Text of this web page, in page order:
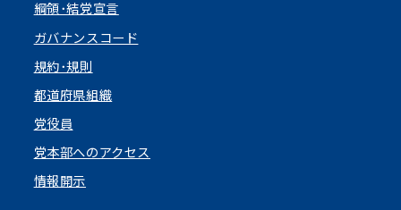
綱領･結党宣言
ガバナンスコード
規約･規則
都道府県組織
党役員
党本部へのアクセス
情報開示